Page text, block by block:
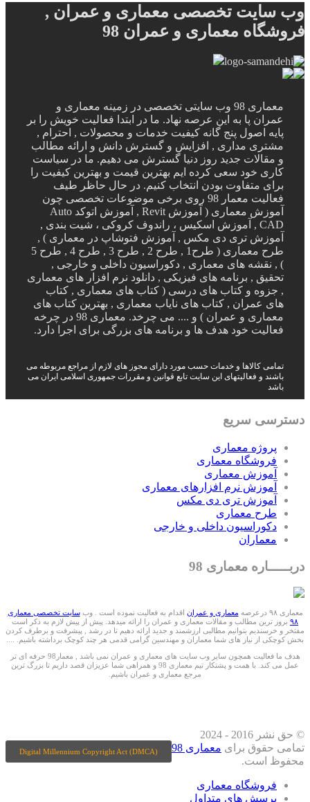
وب سایت تخصصی معماری و عمران ,
فروشگاه معماری و عمران 98
معماری 98 وب سایتی تخصصی در زمینه معماری و
عمران پا به این عرصه نهاد. ما در ابتدا فعالیت خویش را بر
پایه اصول پنج گانه کیفیت خدمات و محصولات , احترام ,
مشتری مداری , افزایش و گسترش دانش و ارائه مطالب
و مقالات جدید روز دنیا گسترش می دهیم. ما در سیاست
کاری خود سعی کرده ایم بهترین قیمت و بهترین کیفیت را
برای متفاوت بودن انتخاب کنیم. در حال حاظر طیف
فعالیت معمار 98 روی برخی موضوعات تخصصی چون
آموزش معماری ( آموزش Revit , آموزش اتوکد Auto
CAD , آموزش اسکیس ، راندوف کروکی ، شیت بندی ,
آموزش تری دی مکس , آموزش فتوشاپ در معماری ) ,
طرح معماری ( طرح1 , طرح 2 , طرح 3 , طرح 4 , طرح 5
) , نقشه های معماری , دکوراسیون داخلی و خارجی ,
تحقیق , برنامه های فیزیکی , دانلود نرم افزار های معماری
, جزوه و کتاب های درسی ( کتاب های معماری , کتاب
های عمران , کتاب های نایاب معماری , بهترین کتاب های
معماری و عمران ) و .... می چرخد. معماری 98 در چرخه
فعالیت خود هدف ها و برنامه های بزرگی برای اجرا دارد.
تمامی کالاها و خدمات حسب مورد دارای مجوز های لازم از مراجع مربوطه می
باشند و فعالیتهای این سایت تابع قوانین و مقررات جمهوری اسلامی ایران می
باشد
دسترسی سریع
پروژه معماری
فروشگاه معماری
آموزش معماری
آموزش نرم افزارهای معماری
آموزش تری دی مکس
طرح معماری
دکوراسیون داخلی و خارجی
معماران
دربـــــاره معماری 98
معماری ۹۸ درعرصه معماری و عمران اقدام به فعالیت نموده است . وبسایت تخصصی معماری
۹۸ بروز ترین مطالب و مقالات معماری و عمران را ارائه میدهد. پیش از پیش لازم به ذکر است
مفتخر و خرسندیم بتوانیم مطالبی ارزشمند و جدید ارائه دهیم تا در رشد , پیشرفت و برطرف کردن
بخش کوچکی از نیاز های شما معماران و مهندسین گرامی قدمی هر چند کوچک برداشته باشیم. ....
هدف ما فعالیت همچون سایر وب سایت های معماری و عمران نمی باشد , معمار98 حرفه ای تر
عمل می کند. با همت و پشتکار تیم معماری 98 و همراهی شما عزیزان قصد داریم تا بزرگ ترین
مرجع معماری و عمران باشیم.
Digital Millennium Copyright Act (DMCA)
© حق نشر 2016 - 2024
تمامی حقوق برای معماری 98
محفوظ است.
فروشگاه معماری
پرسش های متداول